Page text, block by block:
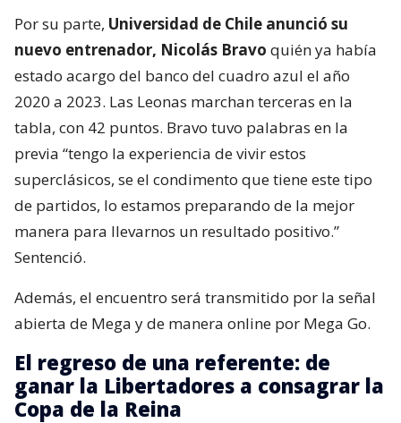
Por su parte, Universidad de Chile anunció su
nuevo entrenador, Nicolás Bravo quién ya había
estado acargo del banco del cuadro azul el año
2020 a 2023. Las Leonas marchan terceras en la
tabla, con 42 puntos. Bravo tuvo palabras en la
previa “tengo la experiencia de vivir estos
superclásicos, se el condimento que tiene este tipo
de partidos, lo estamos preparando de la mejor
manera para llevarnos un resultado positivo.”
Sentenció.
Además, el encuentro será transmitido por la señal
abierta de Mega y de manera online por Mega Go.
El regreso de una referente: de
ganar la Libertadores a consagrar la
Copa de la Reina